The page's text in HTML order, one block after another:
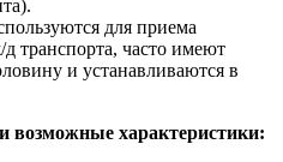
для приема
транспорта, часто имеют
и устанавливаются в
возможные характеристики: